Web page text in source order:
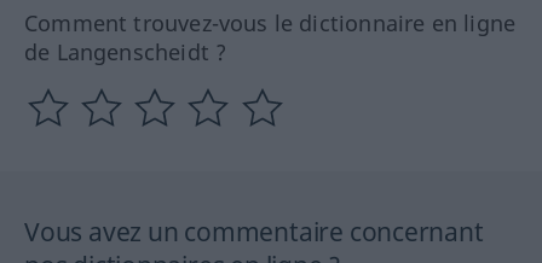
Comment trouvez-vous le dictionnaire en ligne
de Langenscheidt ?
Vous avez un commentaire concernant